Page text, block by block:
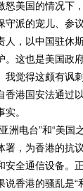
怒美国的情况下
守派的宠儿、参
人，以中国驻休
这也是美国政
我觉得这颇有讽
香港国安法通过
。
洲电台”和“美国
，为香港的抗
安全通信设备。
香港的骚乱是“